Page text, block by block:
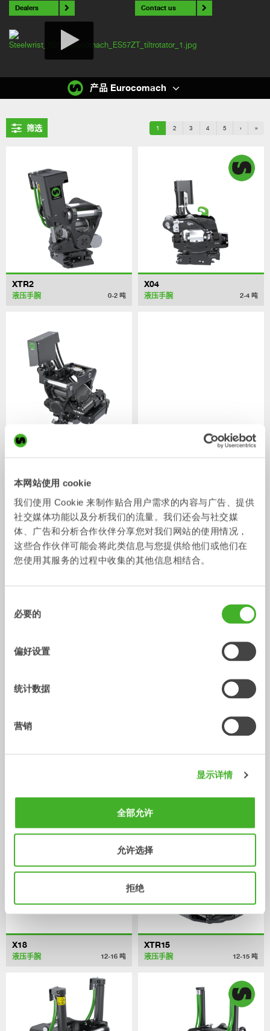
本网站使用 cookie
我们使用 Cookie 来制作贴合用户需求的内容与广告、提供
社交媒体功能以及分析我们的流量。我们还会与社交媒
体、广告和分析合作伙伴分享您对我们网站的使用情况，
这些合作伙伴可能会将此类信息与您提供给他们或他们在
您使用其服务的过程中收集的其他信息相结合。
必要的
偏好设置
统计数据
营销
显示详情
全部允许
允许选择
拒绝
Dealers Contact us
筛选 1 2 3 4 5 › »
XTR2
液压手腕 0-2 吨
X04
液压手腕 2-4 吨
XTR7
XTR10
7-12
X18
液压手腕 12-16 吨
XTR15
液压手腕 12-15 吨
产品 Eurocomach